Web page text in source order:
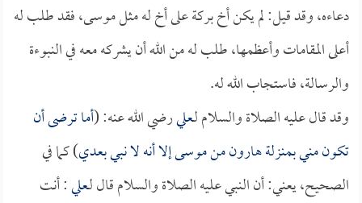
دعاءه، وقد قيل: لم يكن أخ بركة على أخ له مثل موسى، فقد طلب له
أعلى المقامات وأعظمها، طلب له من الله أن يشركه معه في النبوءة
والرسالة، فاستجاب الله له.
وقد قال عليه الصلاة والسلام لـعليرضي الله عنه: (أما ترضى أن
تكون مني بمنزلة هارون من موسى إلا أنه لا نبي بعدي) كما في
الصحيح، يعني: أن النبي عليه الصلاة والسلام قال لـعلي: أنت